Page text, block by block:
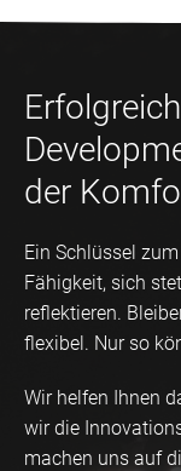
der
Ein Schlüssel
Fähigkeit, sich
reflektieren.
flexibel. Nur so
Wir helfen Ihnen
wir die
machen uns auf